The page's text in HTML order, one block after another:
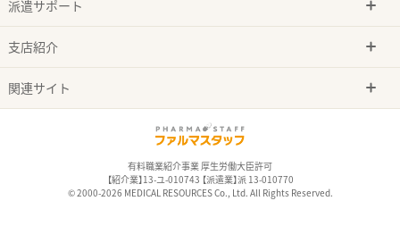
派遣サポート
支店紹介
関連サイト
有料職業紹介事業 厚生労働大臣許可
【紹介業】13-ユ-010743 【派遣業】派 13-010770
© 2000-2026 MEDICAL RESOURCES Co., Ltd. All Rights Reserved.